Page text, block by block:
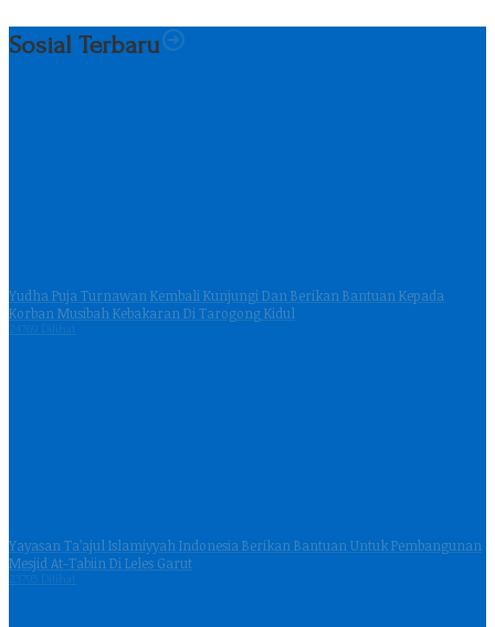
Sosial Terbaru
Yudha Puja Turnawan Kembali Kunjungi Dan Berikan Bantuan Kepada
Korban Musibah Kebakaran Di Tarogong Kidul
24769 Dilihat
Yayasan Ta’ajul Islamiyyah Indonesia Berikan Bantuan Untuk Pembangunan
Mesjid At-Tabiin Di Leles Garut
23793 Dilihat